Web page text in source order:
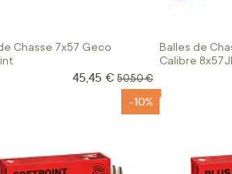
Chasse 7x57 Geco
Prix Spécial
45,45 € Prix normal
50,50 €
Balles de
Calibre
-10%